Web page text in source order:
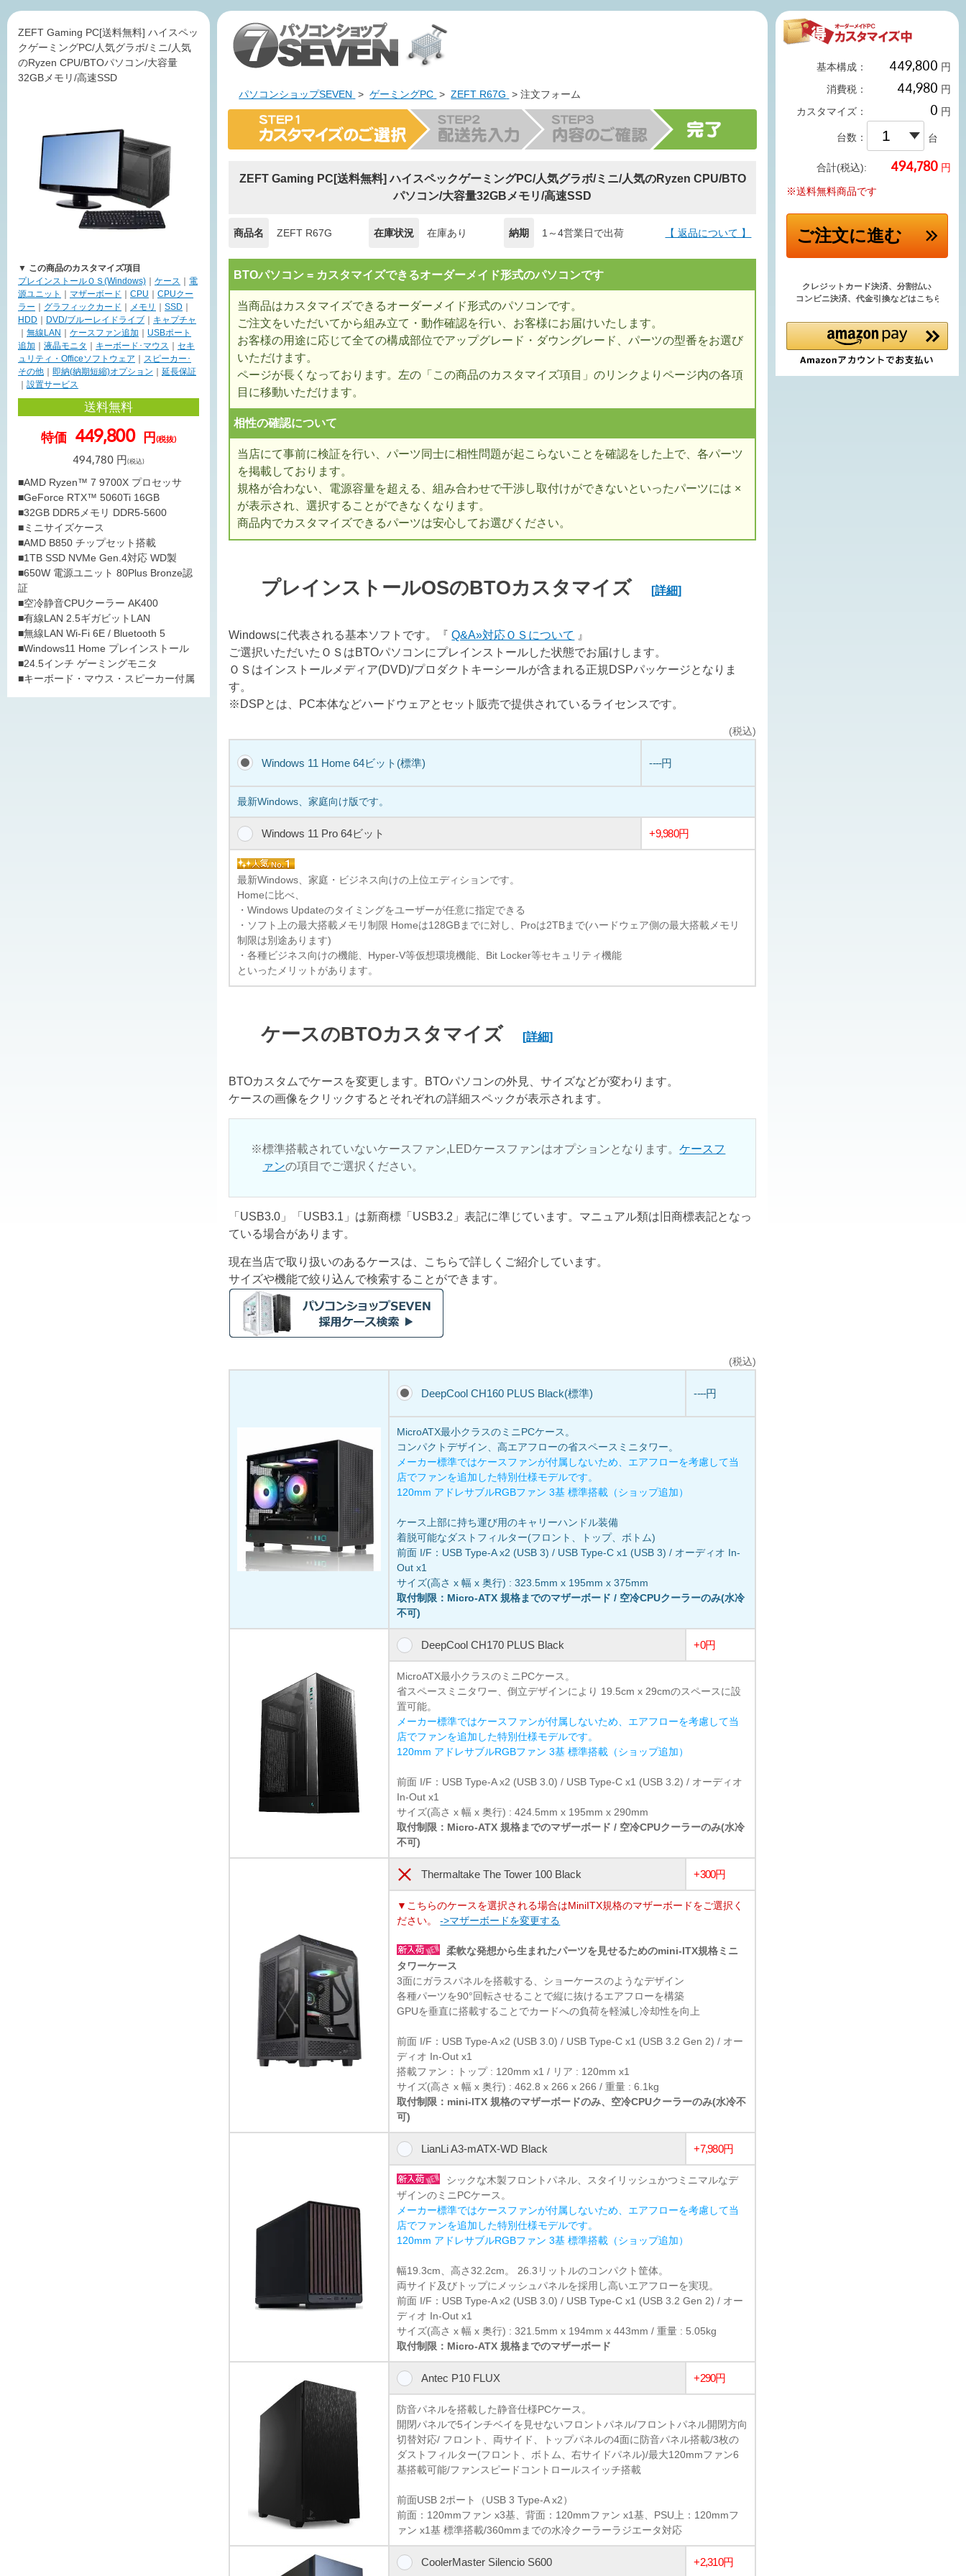
ZEFT Gaming PC[送料無料] ハイスペッ
クゲーミングPC/人気グラボ/ミニ/人気
のRyzen CPU/BTOパソコン/大容量
32GBメモリ/高速SSD
▼ この商品のカスタマイズ項目
プレインストールＯＳ(Windows)
ケース
電
源ユニット
マザーボード CPU
CPUクー
ラー
グラフィックカード メモリ SSD
HDD
DVD/ブルーレイドライブ
キャプチャ
無線LAN ケースファン追加
USBポート
追加
液晶モニタ キーボード･マウス
セキ
ュリティ・Officeソフトウェア
スピーカー･
その他
即納(納期短縮)オプション
延長保証
設置サービス
送料無料
特価 449,800 円(税抜)
494,780 円(税込)
■AMD Ryzen™ 7 9700X プロセッサ
■GeForce RTX™ 5060Ti 16GB
■32GB DDR5メモリ DDR5-5600
■ミニサイズケース
■AMD B850 チップセット搭載
■1TB SSD NVMe Gen.4対応 WD製
■650W 電源ユニット 80Plus Bronze認
証
■空冷静音CPUクーラー AK400
■有線LAN 2.5ギガビットLAN
■無線LAN Wi-Fi 6E / Bluetooth 5
■Windows11 Home プレインストール
■24.5インチ ゲーミングモニタ
■キーボード・マウス・スピーカー付属
パソコンショップSEVEN >ゲーミングPC >ZEFT R67G > 注文フォーム
ZEFT Gaming PC[送料無料] ハイスペックゲーミングPC/人気グラボ/ミニ/人気のRyzen CPU/BTO
パソコン/大容量32GBメモリ/高速SSD
商品名 ZEFT R67G 在庫状況 在庫あり 納期 1～4営業日で出荷 【 返品について 】
BTOパソコン = カスタマイズできるオーダーメイド形式のパソコンです
当商品はカスタマイズできるオーダーメイド形式のパソコンです。
ご注文をいただいてから組み立て・動作確認を行い、お客様にお届けいたします。
お客様の用途に応じて全ての構成部位でアップグレード・ダウングレード、パーツの型番をお選び
いただけます。
ページが長くなっております。左の「この商品のカスタマイズ項目」のリンクよりページ内の各項
目に移動いただけます。
相性の確認について
当店にて事前に検証を行い、パーツ同士に相性問題が起こらないことを確認をした上で、各パーツ
を掲載しております。
規格が合わない、電源容量を超える、組み合わせで干渉し取付けができないといったパーツには ×
が表示され、選択することができなくなります。
商品内でカスタマイズできるパーツは安心してお選びください。
プレインストールOSのBTOカスタマイズ[詳細]
Windowsに代表される基本ソフトです。『Q&A»対応ＯＳについて 』
ご選択いただいたＯＳはBTOパソコンにプレインストールした状態でお届けします。
ＯＳはインストールメディア(DVD)/プロダクトキーシールが含まれる正規DSPパッケージとなりま
す。
※DSPとは、PC本体などハードウェアとセット販売で提供されているライセンスです。
(税込)
Windows 11 Home 64ビット(標準) ----円
最新Windows、家庭向け版です。
Windows 11 Pro 64ビット +9,980円
最新Windows、家庭・ビジネス向けの上位エディションです。
Homeに比べ、
・Windows Updateのタイミングをユーザーが任意に指定できる
・ソフト上の最大搭載メモリ制限 Homeは128GBまでに対し、Proは2TBまで(ハードウェア側の最大搭載メモリ
制限は別途あります)
・各種ビジネス向けの機能、Hyper-V等仮想環境機能、Bit Locker等セキュリティ機能
といったメリットがあります。
ケースのBTOカスタマイズ[詳細]
BTOカスタムでケースを変更します。BTOパソコンの外見、サイズなどが変わります。
ケースの画像をクリックするとそれぞれの詳細スペックが表示されます。
標準搭載されていないケースファン,LEDケースファンはオプションとなります。ケースフ
ァンの項目でご選択ください。
「USB3.0」「USB3.1」は新商標「USB3.2」表記に準じています。マニュアル類は旧商標表記となっ
ている場合があります。
現在当店で取り扱いのあるケースは、こちらで詳しくご紹介しています。
サイズや機能で絞り込んで検索することができます。
(税込)
DeepCool CH160 PLUS Black(標準) ----円
MicroATX最小クラスのミニPCケース。
コンパクトデザイン、高エアフローの省スペースミニタワー。
メーカー標準ではケースファンが付属しないため、エアフローを考慮して当
店でファンを追加した特別仕様モデルです。
120mm アドレサブルRGBファン 3基 標準搭載（ショップ追加）
ケース上部に持ち運び用のキャリーハンドル装備
着脱可能なダストフィルター(フロント、トップ、ボトム)
前面 I/F：USB Type-A x2 (USB 3) / USB Type-C x1 (USB 3) / オーディオ In-
Out x1
サイズ(高さ x 幅 x 奥行) : 323.5mm x 195mm x 375mm
取付制限：Micro-ATX 規格までのマザーボード / 空冷CPUクーラーのみ(水冷
不可)
DeepCool CH170 PLUS Black +0円
MicroATX最小クラスのミニPCケース。
省スペースミニタワー、倒立デザインにより 19.5cm x 29cmのスペースに設
置可能。
メーカー標準ではケースファンが付属しないため、エアフローを考慮して当
店でファンを追加した特別仕様モデルです。
120mm アドレサブルRGBファン 3基 標準搭載（ショップ追加）
前面 I/F：USB Type-A x2 (USB 3.0) / USB Type-C x1 (USB 3.2) / オーディオ
In-Out x1
サイズ(高さ x 幅 x 奥行) : 424.5mm x 195mm x 290mm
取付制限：Micro-ATX 規格までのマザーボード / 空冷CPUクーラーのみ(水冷
不可)
Thermaltake The Tower 100 Black +300円
▼こちらのケースを選択される場合はMiniITX規格のマザーボードをご選択く
ださい。->マザーボードを変更する
柔軟な発想から生まれたパーツを見せるためのmini-ITX規格ミニ
タワーケース
3面にガラスパネルを搭載する、ショーケースのようなデザイン
各種パーツを90°回転させることで縦に抜けるエアフローを構築
GPUを垂直に搭載することでカードへの負荷を軽減し冷却性を向上
前面 I/F：USB Type-A x2 (USB 3.0) / USB Type-C x1 (USB 3.2 Gen 2) / オー
ディオ In-Out x1
搭載ファン：トップ : 120mm x1 / リア : 120mm x1
サイズ(高さ x 幅 x 奥行) : 462.8 x 266 x 266 / 重量 : 6.1kg
取付制限：mini-ITX 規格のマザーボードのみ、空冷CPUクーラーのみ(水冷不
可)
LianLi A3-mATX-WD Black +7,980円
シックな木製フロントパネル、スタイリッシュかつミニマルなデ
ザインのミニPCケース。
メーカー標準ではケースファンが付属しないため、エアフローを考慮して当
店でファンを追加した特別仕様モデルです。
120mm アドレサブルRGBファン 3基 標準搭載（ショップ追加）
幅19.3cm、高さ32.2cm。 26.3リットルのコンパクト筐体。
両サイド及びトップにメッシュパネルを採用し高いエアフローを実現。
前面 I/F：USB Type-A x2 (USB 3.0) / USB Type-C x1 (USB 3.2 Gen 2) / オー
ディオ In-Out x1
サイズ(高さ x 幅 x 奥行) : 321.5mm x 194mm x 443mm / 重量 : 5.05kg
取付制限：Micro-ATX 規格までのマザーボード
Antec P10 FLUX +290円
防音パネルを搭載した静音仕様PCケース。
開閉パネルで5インチベイを見せないフロントパネル/フロントパネル開閉方向
切替対応/ フロント、両サイド、トップパネルの4面に防音パネル搭載/3枚の
ダストフィルター(フロント、ボトム、右サイドパネル)/最大120mmファン6
基搭載可能/ファンスピードコントロールスイッチ搭載
前面USB 2ポート（USB 3 Type-A x2）
前面：120mmファン x3基、背面：120mmファン x1基、PSU上：120mmフ
ァン x1基 標準搭載/360mmまでの水冷クーラーラジエータ対応
CoolerMaster Silencio S600 +2,310円
基本構成：
円
消費税：
円
カスタマイズ：
円
台数： 台
合計(税込): 円
※送料無料商品です
ご注文に進む